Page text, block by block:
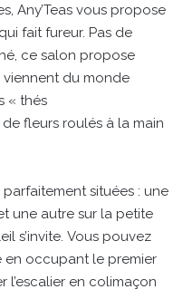
Any’Teas vous propose
fait fureur. Pas de
ce salon propose
du monde
« thés
fleurs roulés à la main
situées : une
une autre sur la petite
s’invite. Vous pouvez
en occupant le premier
l’escalier en colimaçon